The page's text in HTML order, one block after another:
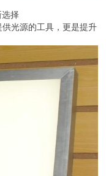
择
光源的工具，更是提升